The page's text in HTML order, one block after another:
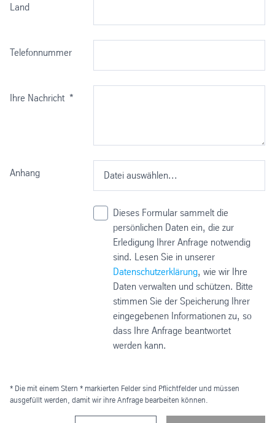
Land
Telefonnummer
Ihre Nachricht *
Anhang Datei auswählen...
Dieses Formular sammelt die
persönlichen Daten ein, die zur
Erledigung Ihrer Anfrage notwendig
sind. Lesen Sie in unserer
Datenschutzerklärung, wie wir Ihre
Daten verwalten und schützen. Bitte
stimmen Sie der Speicherung Ihrer
eingegebenen Informationen zu, so
dass Ihre Anfrage beantwortet
werden kann.
* Die mit einem Stern * markierten Felder sind Pflichtfelder und müssen
ausgefüllt werden, damit wir ihre Anfrage bearbeiten können.